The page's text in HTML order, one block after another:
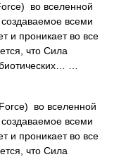
во вселенной
всеми
и проникает во все
что Сила
…
во вселенной
всеми
и проникает во все
что Сила